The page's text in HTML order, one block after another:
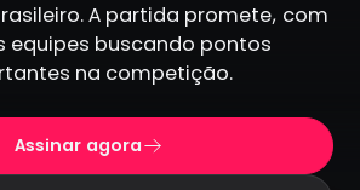
A partida promete, com
equipes buscando pontos
na competição.
Assinar agora